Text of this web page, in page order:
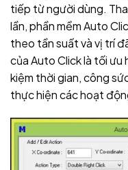
tiếp từ người dùng.
lần, phần mềm Auto
theo tần suất và vị trí
của Auto Click là tối ưu
kiệm thời gian, công
thực hiện các hoạt